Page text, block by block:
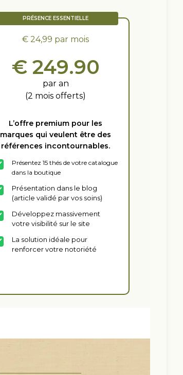
PRÉSENCE ESSENTIELLE
€ 24,99 par mois
€ 249.90
par an
(2 mois offerts)
L’offre premium pour les
marques qui veulent être des
références incontournables.
Présentez 15 thés de votre catalogue
dans la boutique
Présentation dans le blog
(article validé par vos soins)
Développez massivement
votre visibilité sur le site
La solution idéale pour
renforcer votre notoriété